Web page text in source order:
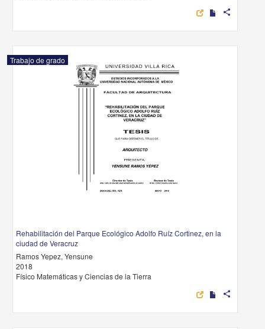
share
Trabajo de grado
Rehabilitación del Parque Ecológico Adolfo Ruíz Cortinez, en la
ciudad de Veracruz
Ramos Yepez, Yensune
2018
Físico Matemáticas y Ciencias de la Tierra
share